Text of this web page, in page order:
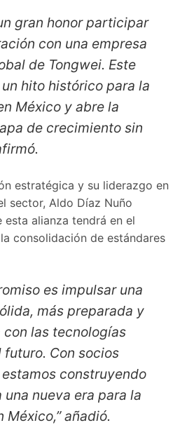
gran honor participar
con una empresa
de Tongwei. Este
hito histórico para la
México y abre la
de crecimiento sin
estratégica y su liderazgo en
sector, Aldo Díaz Nuño
alianza tendrá en el
consolidación de estándares
es impulsar una
más preparada y
las tecnologías
Con socios
construyendo
nueva era para la
México,”añadió.